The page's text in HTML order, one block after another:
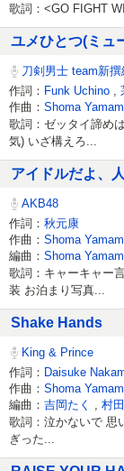
歌詞：<GO FIGHT
ユメひとつ(ミュ
刀剣男士 team新
作詞： Funk Uchino
作曲： Shoma
歌詞：ゼッタイ諦め
気) いざ構えろ...
アイドルだよ、
AKB48
作詞： 秋元康
作曲： Shoma
編曲： Shoma
歌詞：キャーキャー
装 お泊まり写真...
Shake Hands
King & Prince
作詞： Daisuke
作曲： Shoma
編曲： 吉岡たく 村
歌詞：泣かないで 思
ぎった...